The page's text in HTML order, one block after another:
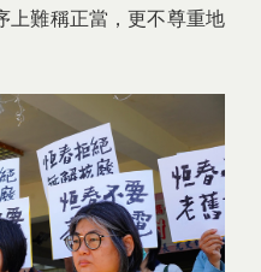
上難稱正當，更不尊重地